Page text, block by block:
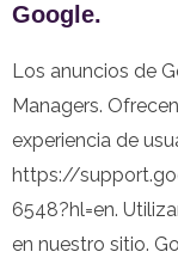
Google.
Los anuncios de
Managers.
experiencia de
https://
6548?hl=en.
en nuestro sitio.